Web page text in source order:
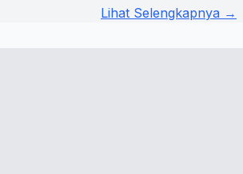
Lihat Selengkapnya →